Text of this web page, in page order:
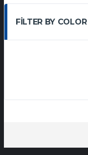
FILTER BY COLOR